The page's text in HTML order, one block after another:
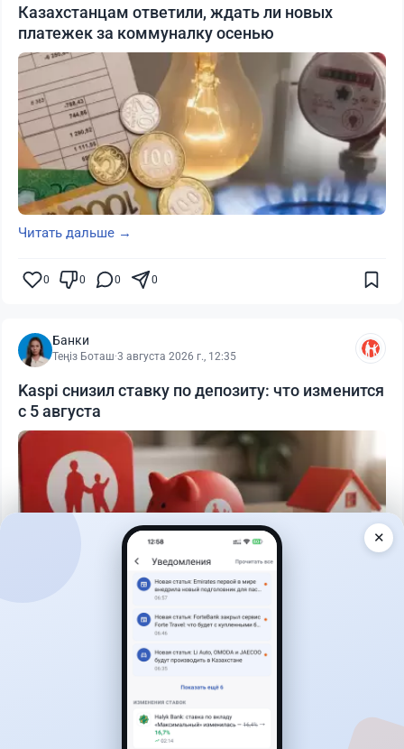
Казахстанцам ответили, ждать ли новых
платежек за коммуналку осенью
Читать дальше →
0 0 0 0
Банки
Теңіз Боташ·3 августа 2026 г., 12:35
Kaspi снизил ставку по депозиту: что изменится
с 5 августа
25
6 августа 2026 г., 11:35
✕